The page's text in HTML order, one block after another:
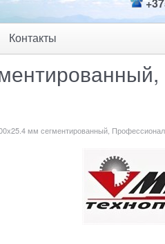
Контакты
мм сегментированный,